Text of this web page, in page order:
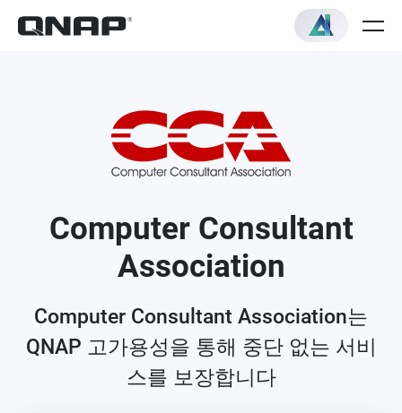
Computer Consultant
Association
Computer Consultant Association는
QNAP 고가용성을 통해 중단 없는 서비
스를 보장합니다